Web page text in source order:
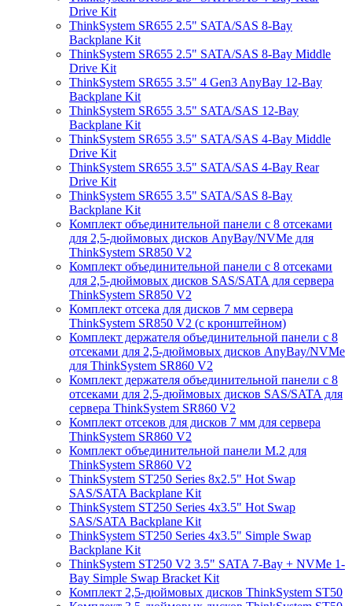
Drive Kit
ThinkSystem SR655 2.5" SATA/SAS 8-Bay
Backplane Kit
ThinkSystem SR655 2.5" SATA/SAS 8-Bay Middle
Drive Kit
ThinkSystem SR655 3.5" 4 Gen3 AnyBay 12-Bay
Backplane Kit
ThinkSystem SR655 3.5" SATA/SAS 12-Bay
Backplane Kit
ThinkSystem SR655 3.5" SATA/SAS 4-Bay Middle
Drive Kit
ThinkSystem SR655 3.5" SATA/SAS 4-Bay Rear
Drive Kit
ThinkSystem SR655 3.5" SATA/SAS 8-Bay
Backplane Kit
Комплект объединительной панели с 8 отсеками
для 2,5-дюймовых дисков AnyBay/NVMe для
ThinkSystem SR850 V2
Комплект объединительной панели с 8 отсеками
для 2,5-дюймовых дисков SAS/SATA для сервера
ThinkSystem SR850 V2
Комплект отсека для дисков 7 мм сервера
ThinkSystem SR850 V2 (с кронштейном)
Комплект держателя объединительной панели с 8
отсеками для 2,5-дюймовых дисков AnyBay/NVMe
для ThinkSystem SR860 V2
Комплект держателя объединительной панели с 8
отсеками для 2,5-дюймовых дисков SAS/SATA для
сервера ThinkSystem SR860 V2
Комплект отсеков для дисков 7 мм для сервера
ThinkSystem SR860 V2
Комплект объединительной панели M.2 для
ThinkSystem SR860 V2
ThinkSystem ST250 Series 8x2.5" Hot Swap
SAS/SATA Backplane Kit
ThinkSystem ST250 Series 4x3.5" Hot Swap
SAS/SATA Backplane Kit
ThinkSystem ST250 Series 4x3.5" Simple Swap
Backplane Kit
ThinkSystem ST250 V2 3.5" SATA 7-Bay + NVMe 1-
Bay Simple Swap Bracket Kit
Комплект 2,5-дюймовых дисков ThinkSystem ST50